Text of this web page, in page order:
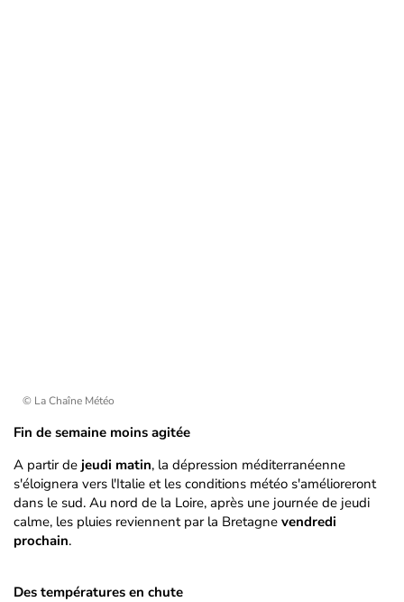
© La Chaîne Météo
Fin de semaine moins agitée
A partir de jeudi matin, la dépression méditerranéenne
s'éloignera vers l'Italie et les conditions météo s'amélioreront
dans le sud. Au nord de la Loire, après une journée de jeudi
calme, les pluies reviennent par la Bretagne vendredi
prochain.
Des températures en chute